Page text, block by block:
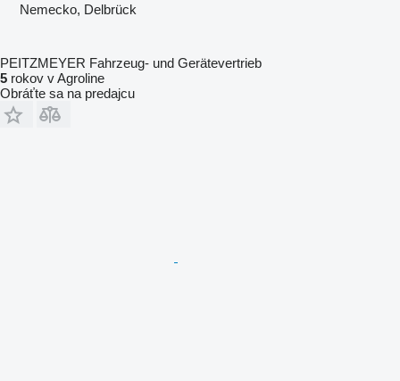
Nemecko, Delbrück
PEITZMEYER Fahrzeug- und Gerätevertrieb
5 rokov v Agroline
Obráťte sa na predajcu